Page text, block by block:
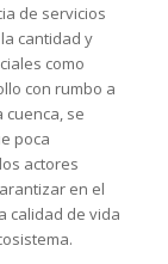
de servicios
cantidad y
como
con rumbo a
cuenca, se
poca
actores
en el
calidad de vida